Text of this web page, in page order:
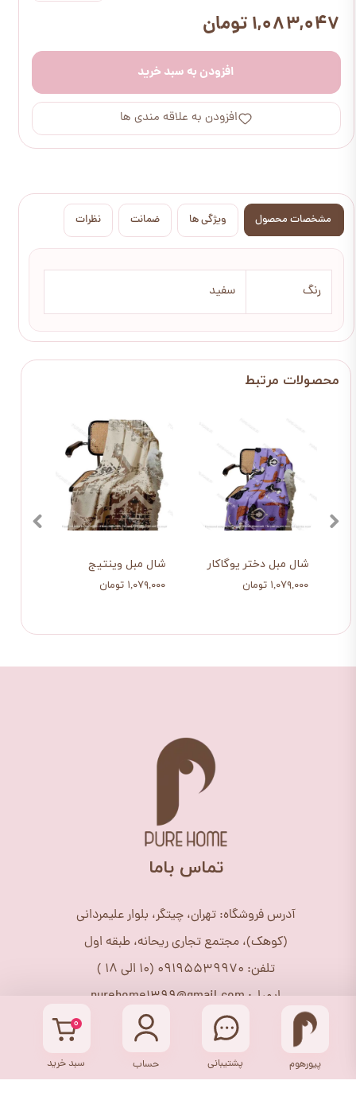
۱,۰۸۳,۰۴۷ تومان
افزودن به سبد خرید
افزودن به علاقه مندی ها
مشخصات محصول ویژگی ها ضمانت نظرات
رنگ سفید
شال مبل وینتیج
۱,۰۷۹,۰۰۰ تومان
شال مبل دختر یوگاکار
۱,۰۷۹,۰۰۰ تومان
​تماس باما
آدرس فروشگاه: تهران، چیتگر، بلوار علیمردانی
(کوهک)، مجتمع تجاری ریحانه، طبقه اول
تلفن: 09195539970 (10 الی 18 )
ایمیل: purehome1399@gmail.com
اینستاگرام: purehome_shop@
۰
پیورهوم پشتیبانی حساب سبد خرید